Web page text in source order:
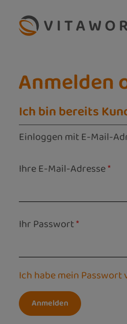
Hauptinhalt springen
Zur Suche springen
Zur Hauptnavigation
Anmelden
Ich bin bereits
Einloggen mit E-Mail-
Ihre E-Mail-Adresse*
Ihr Passwort*
Ich habe mein Passwort
Anmelden